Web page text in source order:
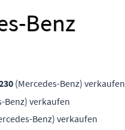
Benz
(Mercedes-Benz) verkaufen
Benz) verkaufen
Benz) verkaufen